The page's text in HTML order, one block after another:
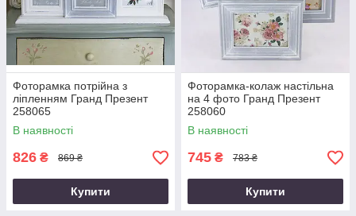
Фоторамка потрійна з
ліпленням Гранд Презент
258065
В наявності
826 ₴ 869 ₴
Купити
Фоторамка-колаж настільна
на 4 фото Гранд Презент
258060
В наявності
745 ₴ 783 ₴
Купити